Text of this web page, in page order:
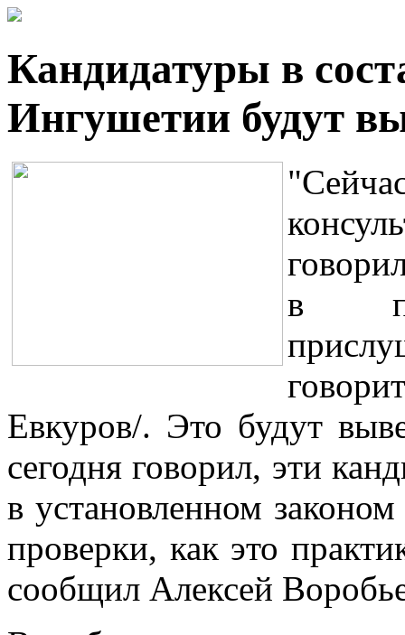
Кандидатуры в
Ингушетии будут
в
Евкуров/. Это будут
сегодня говорил, эти
в установленном
проверки, как это
сообщил Алексей